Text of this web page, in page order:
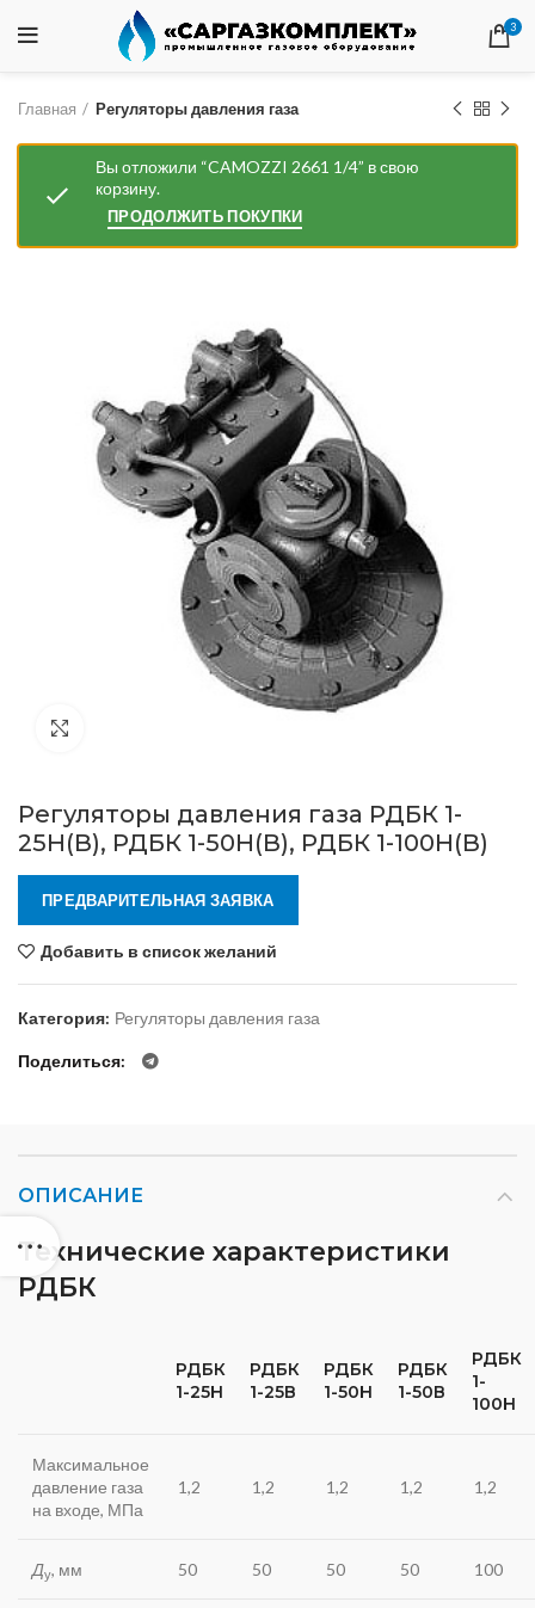
3
Главная Регуляторы давления газа
Вы отложили “CAMOZZI 2661 1/4” в свою
корзину.
ПРОДОЛЖИТЬ ПОКУПКИ
Регуляторы давления газа РДБК 1-
25Н(В), РДБК 1-50Н(В), РДБК 1-100Н(В)
ПРЕДВАРИТЕЛЬНАЯ ЗАЯВКА
Добавить в список желаний
Категория: Регуляторы давления газа
Поделиться
ОПИСАНИЕ
Технические характеристики
РДБК
РДБК
1-25Н
РДБК
1-25В
РДБК
1-50Н
РДБК
1-50В
РДБК
1-
100Н
Максимальное
давление газа
на входе, МПа
1,2 1,2 1,2 1,2 1,2
Ду, мм 50 50 50 50 100